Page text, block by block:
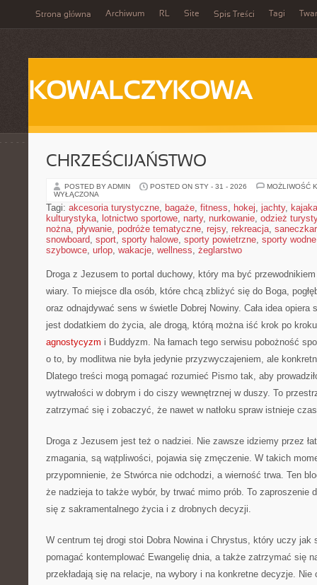
Strona główna Archiwum RL Site Spis Treści Tagi
KOWALCZYKOWA
CHRZEŚCIJAŃSTWO
POSTED BY ADMIN POSTED ON STY - 31 - 2026
MOŻLIWOŚĆ
WYŁĄCZONA
Tagi: akcesoria turystyczne, bagaże, fitness, hokej, jachty,
kulturystyka, lotnictwo sportowe, narty, nurkowanie, odzież
nożna, pływanie, podróże tematyczne, rejsy, rekreacja,
snowboard, sport, sporty halowe, sporty powietrzne, sporty wodne
szybowce, urlop, wakacje, wellness, żeglarstwo
Droga z Jezusem to portal duchowy, który ma być
wiary. To miejsce dla osób, które chcą zbliżyć się do Boga,
oraz odnajdywać sens w świetle Dobrej Nowiny. Cała idea
jest dodatkiem do życia, ale drogą, którą można iść krok po
agnostycyzm i Buddyzm. Na łamach tego serwisu pobożność
o to, by modlitwa nie była jedynie przyzwyczajeniem, ale
Dlatego treści mogą pomagać rozumieć Pismo tak, aby
wytrwałości w dobrym i do ciszy wewnętrznej w duszy. To
zatrzymać się i zobaczyć, że nawet w natłoku spraw istnieje
Droga z Jezusem jest też o nadziei. Nie zawsze idziemy przez
zmagania, są wątpliwości, pojawia się zmęczenie. W takich
przypomnienie, że Stwórca nie odchodzi, a wierność trwa. Ten
że nadzieja to także wybór, by trwać mimo prób. To zaproszenie
się z sakramentalnego życia i z drobnych decyzji.
W centrum tej drogi stoi Dobra Nowina i Chrystus, który uczy jak
pomagać kontemplować Ewangelię dnia, a także zatrzymać się
przekładają się na relacje, na wybory i na konkretne decyzje.